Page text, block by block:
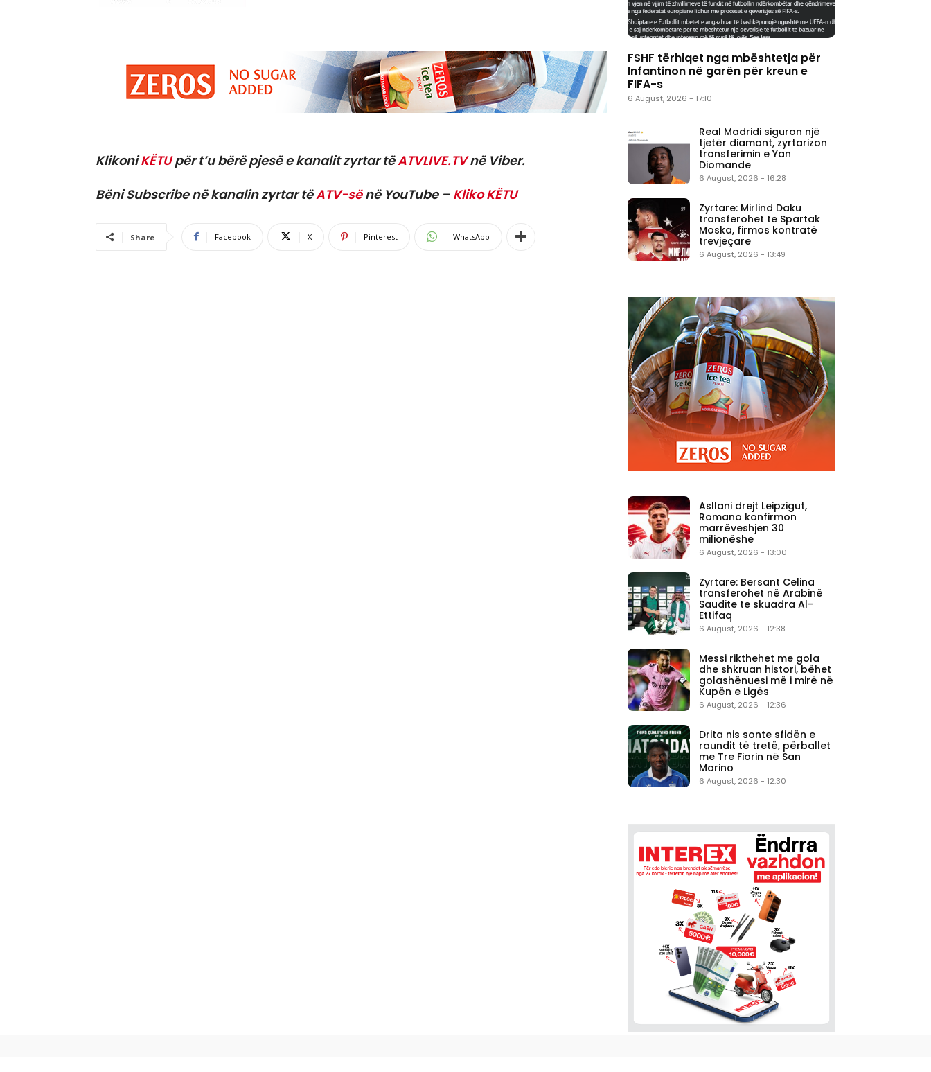
KlikoniKËTUpër t’u bërë pjesë e kanalit zyrtar tëATVLIVE.TVnë Viber.
Bëni Subscribe në kanalin zyrtar tëATV-sënë YouTube – Kliko KËTU
Share Facebook X Pinterest WhatsApp
FSHF tërhiqet nga mbështetja për
Infantinon në garën për kreun e
FIFA-s
6 August, 2026 - 17:10
Real Madridi siguron një
tjetër diamant, zyrtarizon
transferimin e Yan
Diomande
6 August, 2026 - 16:28
Zyrtare: Mirlind Daku
transferohet te Spartak
Moska, firmos kontratë
trevjeçare
6 August, 2026 - 13:49
Asllani drejt Leipzigut,
Romano konfirmon
marrëveshjen 30
milionëshe
6 August, 2026 - 13:00
Zyrtare: Bersant Celina
transferohet në Arabinë
Saudite te skuadra Al-
Ettifaq
6 August, 2026 - 12:38
Messi rikthehet me gola
dhe shkruan histori, bëhet
golashënuesi më i mirë në
Kupën e Ligës
6 August, 2026 - 12:36
Drita nis sonte sfidën e
raundit të tretë, përballet
me Tre Fiorin në San
Marino
6 August, 2026 - 12:30